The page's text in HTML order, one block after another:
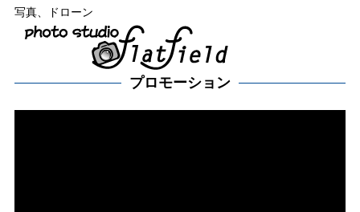
写真、ドローン
プロモーション